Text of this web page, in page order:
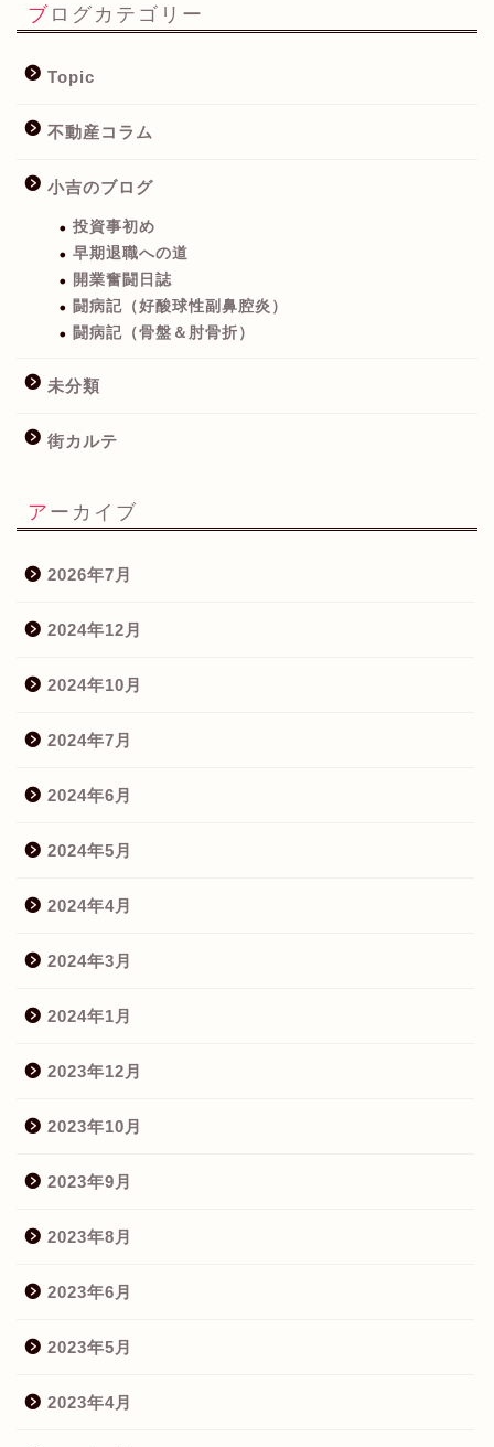
ブログカテゴリー
Topic
不動産コラム
小吉のブログ
投資事初め
早期退職への道
開業奮闘日誌
闘病記（好酸球性副鼻腔炎）
闘病記（骨盤＆肘骨折）
未分類
街カルテ
アーカイブ
2026年7月
2024年12月
2024年10月
2024年7月
2024年6月
2024年5月
2024年4月
2024年3月
2024年1月
2023年12月
2023年10月
2023年9月
2023年8月
2023年6月
2023年5月
2023年4月